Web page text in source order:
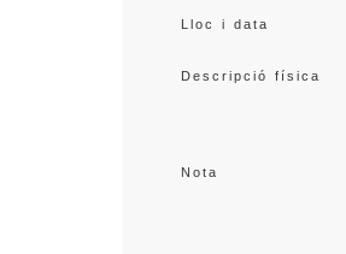
Lloc i data
Descripció física
Nota